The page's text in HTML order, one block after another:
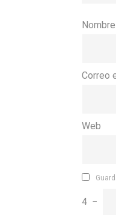
Nombre
Correo
Web
4 −